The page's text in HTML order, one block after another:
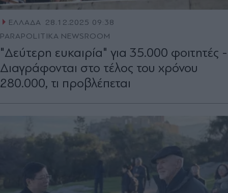
ΕΛΛΑΔΑ
28.12.2025 09:38
PARAPOLITIKA NEWSROOM
"Δεύτερη ευκαιρία" για 35.000 φοιτητές -
Διαγράφονται στο τέλος του χρόνου
280.000, τι προβλέπεται